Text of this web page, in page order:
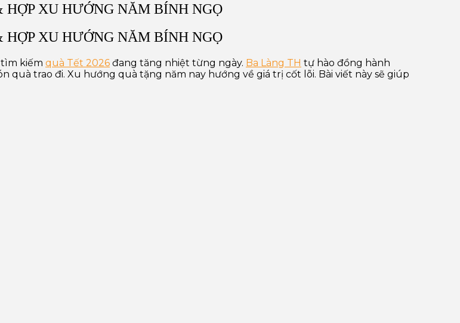
XU HƯỚNG NĂM BÍNH NGỌ
XU HƯỚNG NĂM BÍNH NGỌ
kiếm quà Tết 2026 đang tăng nhiệt từng ngày. Ba Làng TH tự hào đồng hành
trao đi. Xu hướng quà tặng năm nay hướng về giá trị cốt lõi. Bài viết này sẽ giúp